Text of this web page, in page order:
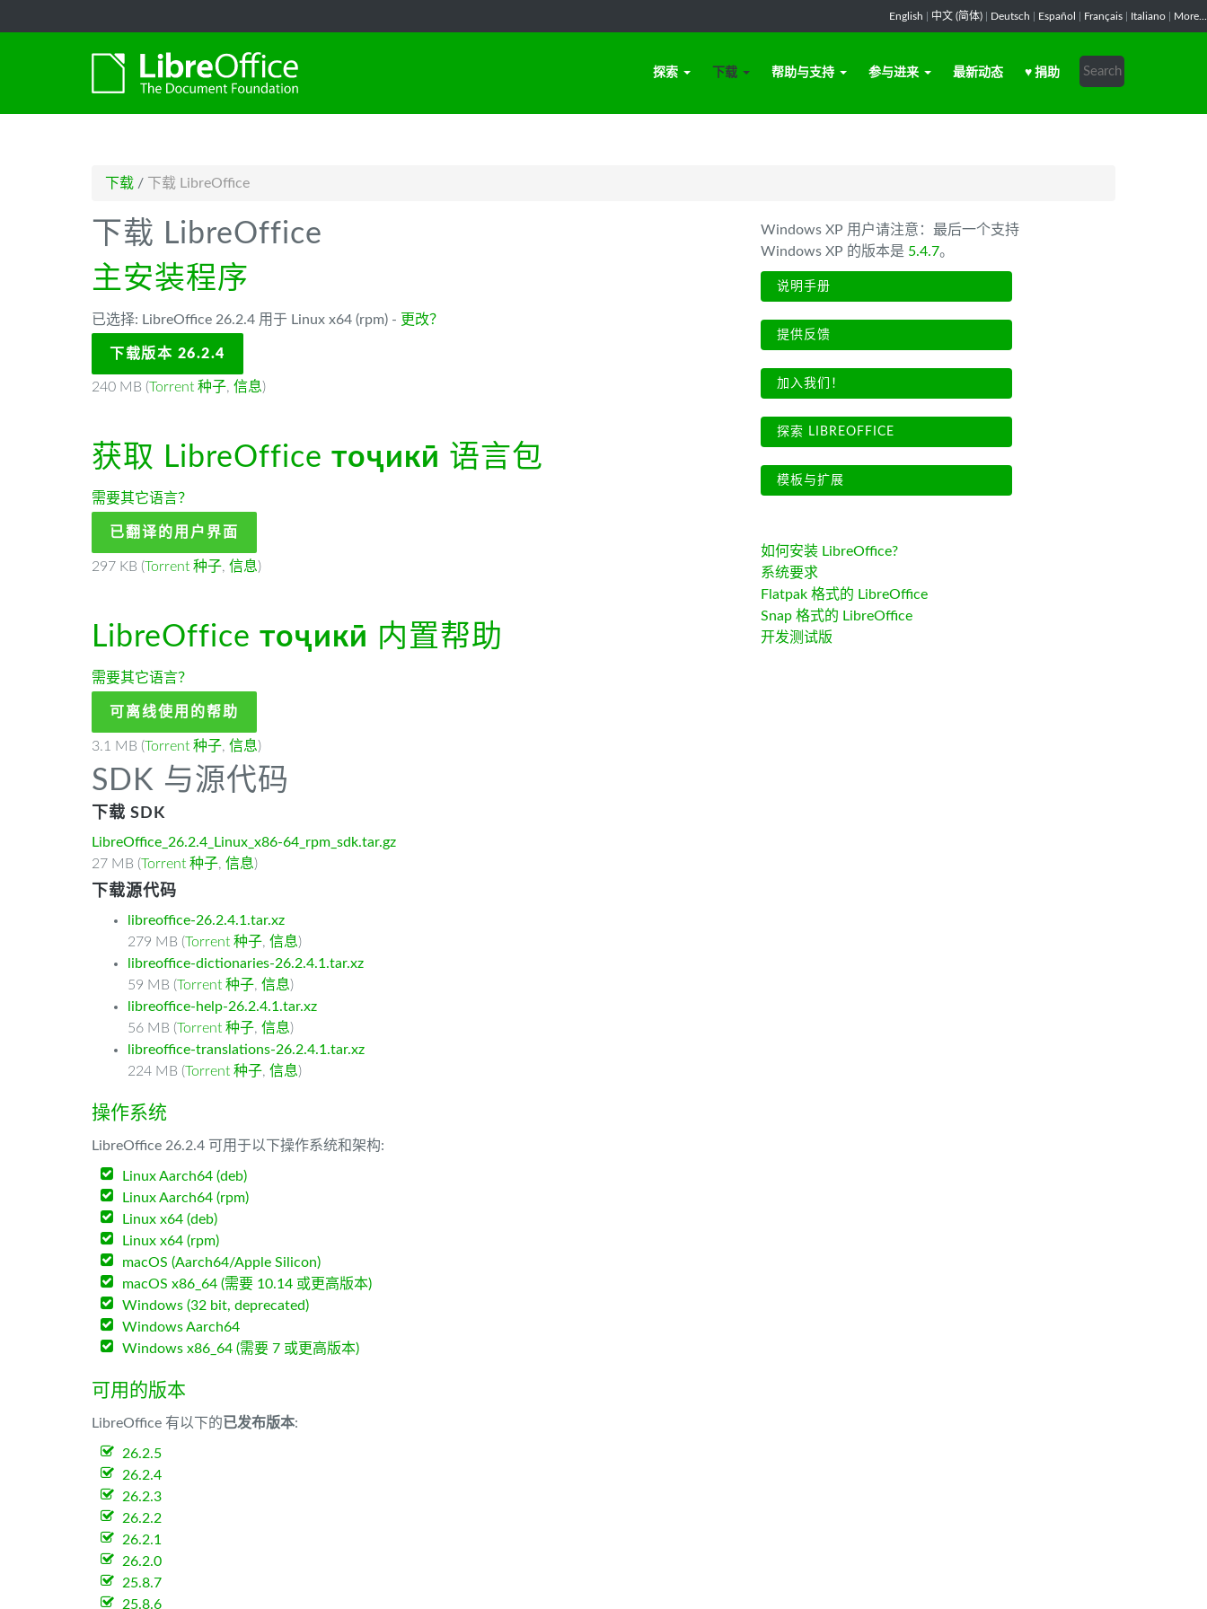
English 中文 (简体) Deutsch Español Français Italiano More...
探索 下载 帮助与支持 参与进来 最新动态 ♥ 捐助
下载 / 下载 LibreOffice
下载 LibreOffice
主安装程序
已选择: LibreOffice 26.2.4 用于 Linux x64 (rpm) - 更改？
下载版本 26.2.4
240 MB (Torrent 种子, 信息)
获取 LibreOffice тоҷикӣ 语言包
需要其它语言？
已翻译的用户界面
297 KB (Torrent 种子, 信息)
LibreOffice тоҷикӣ 内置帮助
需要其它语言？
可离线使用的帮助
3.1 MB (Torrent 种子, 信息)
SDK 与源代码
下载 SDK
LibreOffice_26.2.4_Linux_x86-64_rpm_sdk.tar.gz
27 MB (Torrent 种子, 信息)
下载源代码
libreoffice-26.2.4.1.tar.xz
279 MB (Torrent 种子, 信息)
libreoffice-dictionaries-26.2.4.1.tar.xz
59 MB (Torrent 种子, 信息)
libreoffice-help-26.2.4.1.tar.xz
56 MB (Torrent 种子, 信息)
libreoffice-translations-26.2.4.1.tar.xz
224 MB (Torrent 种子, 信息)
操作系统
LibreOffice 26.2.4 可用于以下操作系统和架构:
Linux Aarch64 (deb)
Linux Aarch64 (rpm)
Linux x64 (deb)
Linux x64 (rpm)
macOS (Aarch64/Apple Silicon)
macOS x86_64 (需要 10.14 或更高版本)
Windows (32 bit, deprecated)
Windows Aarch64
Windows x86_64 (需要 7 或更高版本)
可用的版本
LibreOffice 有以下的已发布版本:
26.2.5
26.2.4
26.2.3
26.2.2
26.2.1
26.2.0
25.8.7
25.8.6
Windows XP 用户请注意：最后一个支持
Windows XP 的版本是 5.4.7。
说明手册
提供反馈
加入我们！
探索 LIBREOFFICE
模板与扩展
如何安装 LibreOffice?
系统要求
Flatpak 格式的 LibreOffice
Snap 格式的 LibreOffice
开发测试版